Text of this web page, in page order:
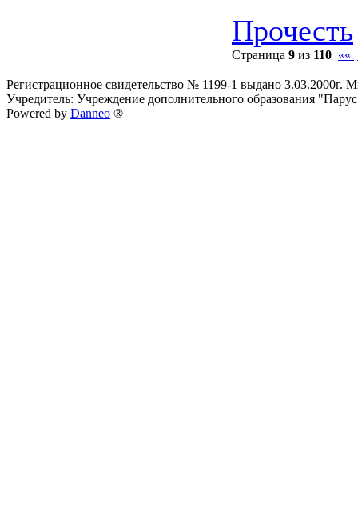
Прочесть
Страница 9 из 110 ««
Регистрационное свидетельство № 1199-1 выдано 3.03.2000г.
Учредитель: Учреждение дополнительного образования
Powered by Danneo ®